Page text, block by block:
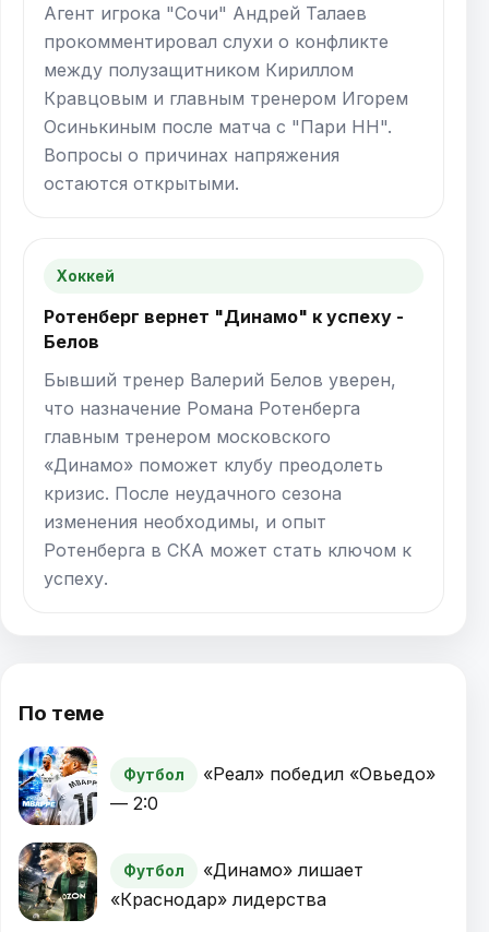
Агент игрока "Сочи" Андрей Талаев
прокомментировал слухи о конфликте
между полузащитником Кириллом
Кравцовым и главным тренером Игорем
Осинькиным после матча с "Пари НН".
Вопросы о причинах напряжения
остаются открытыми.
Хоккей
Ротенберг вернет "Динамо" к успеху -
Белов
Бывший тренер Валерий Белов уверен,
что назначение Романа Ротенберга
главным тренером московского
«Динамо» поможет клубу преодолеть
кризис. После неудачного сезона
изменения необходимы, и опыт
Ротенберга в СКА может стать ключом к
успеху.
По теме
Футбол
«Реал» победил «Овьедо»
— 2:0
Футбол
«Динамо» лишает
«Краснодар» лидерства